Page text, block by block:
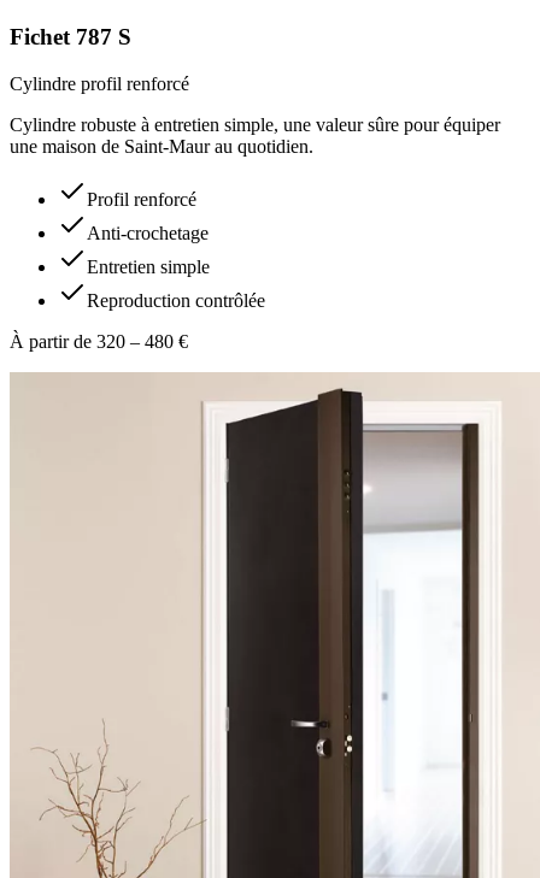
Fichet 787 S
Cylindre profil renforcé
Cylindre robuste à entretien simple, une valeur sûre pour équiper
une maison de Saint-Maur au quotidien.
Profil renforcé
Anti-crochetage
Entretien simple
Reproduction contrôlée
À partir de 320 – 480 €